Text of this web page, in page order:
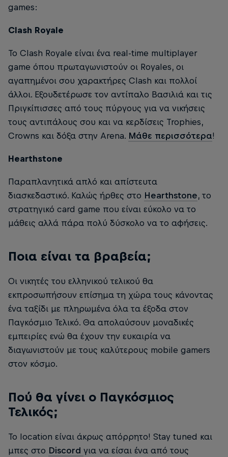
games:
Clash Royale
Το Clash Royale είναι ένα real-time multiplayer
game όπου πρωταγωνιστούν οι Royales, οι
αγαπημένοι σου χαρακτήρες Clash και πολλοί
άλλοι. Εξουδετέρωσε τον αντίπαλο Βασιλιά και τις
Πριγκίπισσες από τους πύργους για να νικήσεις
τους αντιπάλους σου και να κερδίσεις Trophies,
Crowns και δόξα στην Arena. Μάθε περισσότερα!
Hearthstone
Παραπλανητικά απλό και απίστευτα
διασκεδαστικό. Καλώς ήρθες στο Hearthstone, το
στρατηγικό card game που είναι εύκολο να το
μάθεις αλλά πάρα πολύ δύσκολο να το αφήσεις.
Ποια είναι τα βραβεία;
Οι νικητές του ελληνικού τελικού θα
εκπροσωπήσουν επίσημα τη χώρα τους κάνοντας
ένα ταξίδι με πληρωμένα όλα τα έξοδα στον
Παγκόσμιο Τελικό. Θα απολαύσουν μοναδικές
εμπειρίες ενώ θα έχουν την ευκαιρία να
διαγωνιστούν με τους καλύτερους mobile gamers
στον κόσμο.
Πού θα γίνει ο Παγκόσμιος
Τελικός;
Το location είναι άκρως απόρρητο! Stay tuned και
μπες στο Discord για να είσαι ένα από τους